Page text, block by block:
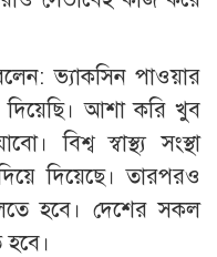
ভ্যাকসিন পাওয়ার
দিয়েছি। আশা করি খুব
বিশ্ব স্বাস্থ্য সংস্থা
দিয়েছে। তারপরও
হবে। দেশের সকল
হবে।